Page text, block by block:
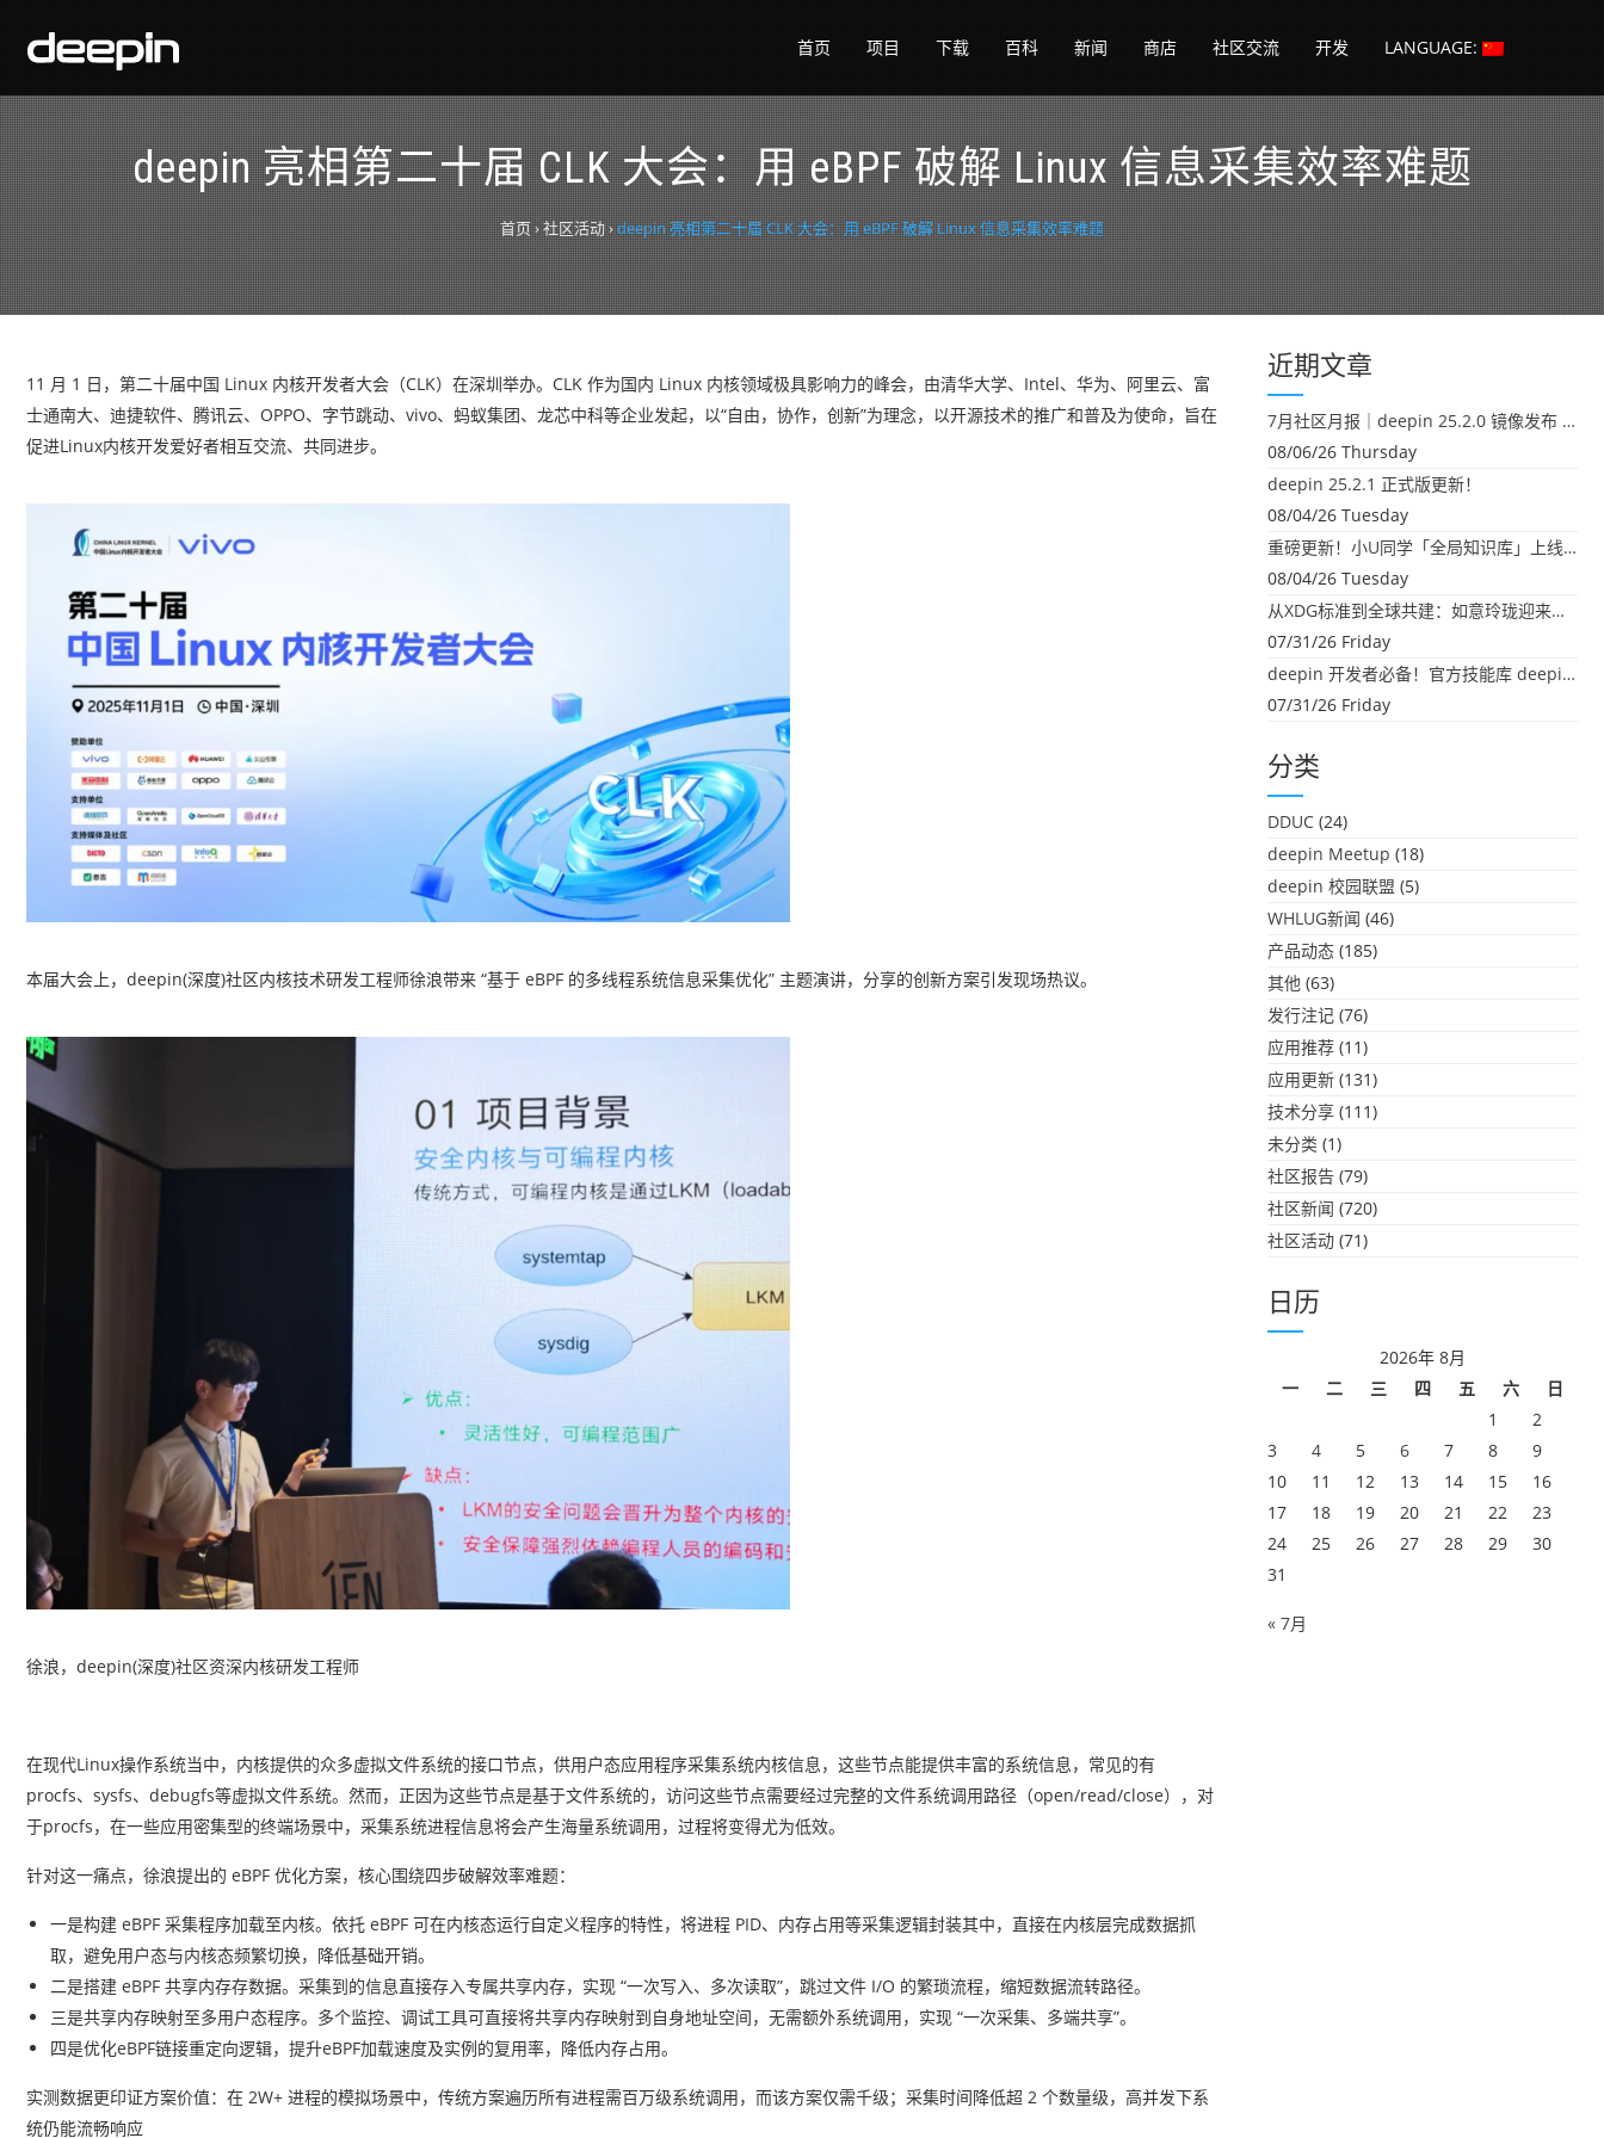
首页 项目 下载 百科 新闻 商店 社区交流 开发 LANGUAGE:
deepin 亮相第二十届 CLK 大会：用 eBPF 破解 Linux 信息采集效率难题
首页›社区活动›deepin 亮相第二十届 CLK 大会：用 eBPF 破解 Linux 信息采集效率难题
11 月 1 日，第二十届中国 Linux 内核开发者大会（CLK）在深圳举办。CLK 作为国内 Linux 内核领域极具影响力的峰会，由清华大学、Intel、华为、阿里云、富
士通南大、迪捷软件、腾讯云、OPPO、字节跳动、vivo、蚂蚁集团、龙芯中科等企业发起，以“自由，协作，创新”为理念，以开源技术的推广和普及为使命，旨在
促进Linux内核开发爱好者相互交流、共同进步。
本届大会上，deepin(深度)社区内核技术研发工程师徐浪带来 “基于 eBPF 的多线程系统信息采集优化” 主题演讲，分享的创新方案引发现场热议。
徐浪， deepin(深度)社区资深内核研发工程师
在现代Linux操作系统当中，内核提供的众多虚拟文件系统的接口节点，供用户态应用程序采集系统内核信息，这些节点能提供丰富的系统信息，常见的有
procfs、sysfs、debugfs等虚拟文件系统。然而，正因为这些节点是基于文件系统的，访问这些节点需要经过完整的文件系统调用路径（open/read/close），对
于procfs，在一些应用密集型的终端场景中，采集系统进程信息将会产生海量系统调用，过程将变得尤为低效。
针对这一痛点，徐浪提出的 eBPF 优化方案，核心围绕四步破解效率难题：
一是构建 eBPF 采集程序加载至内核。依托 eBPF 可在内核态运行自定义程序的特性，将进程 PID、内存占用等采集逻辑封装其中，直接在内核层完成数据抓
取，避免用户态与内核态频繁切换，降低基础开销。
二是搭建 eBPF 共享内存存数据。采集到的信息直接存入专属共享内存，实现 “一次写入、多次读取”，跳过文件 I/O 的繁琐流程，缩短数据流转路径。
三是共享内存映射至多用户态程序。多个监控、调试工具可直接将共享内存映射到自身地址空间，无需额外系统调用，实现 “一次采集、多端共享”。
四是优化eBPF链接重定向逻辑，提升eBPF加载速度及实例的复用率，降低内存占用。
实测数据更印证方案价值：在 2W+ 进程的模拟场景中，传统方案遍历所有进程需百万级系统调用，而该方案仅需千级；采集时间降低超 2 个数量级，高并发下系
统仍能流畅响应
近期文章
7月社区月报｜deepin 25.2.0 镜像发布 & 小U同学定时任务上线
08/06/26 Thursday
deepin 25.2.1 正式版更新！
08/04/26 Tuesday
重磅更新！小U同学「全局知识库」上线：你的本地文件，终于"活"起来了
08/04/26 Tuesday
从XDG标准到全球共建：如意玲珑迎来首个海外开源贡献
07/31/26 Friday
deepin 开发者必备！官方技能库 deepin-skills 正式开源
07/31/26 Friday
分类
DDUC (24)
deepin Meetup (18)
deepin 校园联盟 (5)
WHLUG新闻 (46)
产品动态 (185)
其他 (63)
发行注记 (76)
应用推荐 (11)
应用更新 (131)
技术分享 (111)
未分类 (1)
社区报告 (79)
社区新闻 (720)
社区活动 (71)
日历
2026年 8月
一
二 三 四 五 六
日
1
2
3
4 5 6 7 8
9
10
11 12 13 14 15
16
17
18 19 20 21 22
23
24
25 26 27 28 29
30
31
« 7月